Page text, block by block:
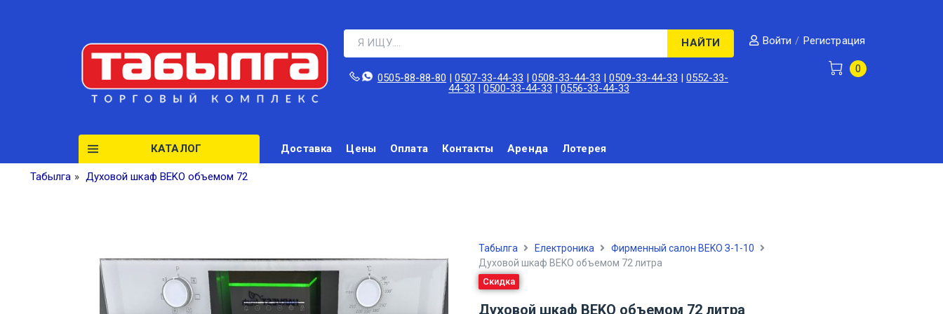
НАЙТИ
0505-88-88-80‬ |0507-33-44-33 |0508-33-44-33 |0509-33-44-33 |0552-33-
44-33 |0500-33-44-33 |0556-33-44-33
Войти / Регистрация
0
КАТАЛОГ Доставка Цены Оплата Контакты Аренда Лотерея
Табылга » Духовой шкаф BEKO объемом 72
Табылга Електроника
Фирменный салон BEKO З-1-10
Духовой шкаф BEKO объемом 72 литра
Скидка
Духовой шкаф BEKO объемом 72 литра